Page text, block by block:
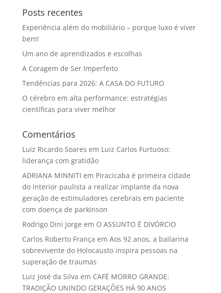
Posts recentes
Experiência além do mobiliário – porque luxo é viver
bem!
Um ano de aprendizados e escolhas
A Coragem de Ser Imperfeito
Tendências para 2026: A CASA DO FUTURO
O cérebro em alta performance: estratégias
científicas para viver melhor
Comentários
Luiz Ricardo Soares em Luiz Carlos Furtuoso:
liderança com gratidão
ADRIANA MINNITI em Piracicaba é primeira cidade
do interior paulista a realizar implante da nova
geração de estimuladores cerebrais em paciente
com doença de parkinson
Rodrigo Dini Jorge em O ASSUNTO É DIVÓRCIO
Carlos Roberto França em Aos 92 anos, a bailarina
sobrevivente do Holocausto inspira pessoas na
superação de traumas
Luiz José da Silva em CAFÉ MORRO GRANDE:
TRADIÇÃO UNINDO GERAÇÕES HÁ 90 ANOS